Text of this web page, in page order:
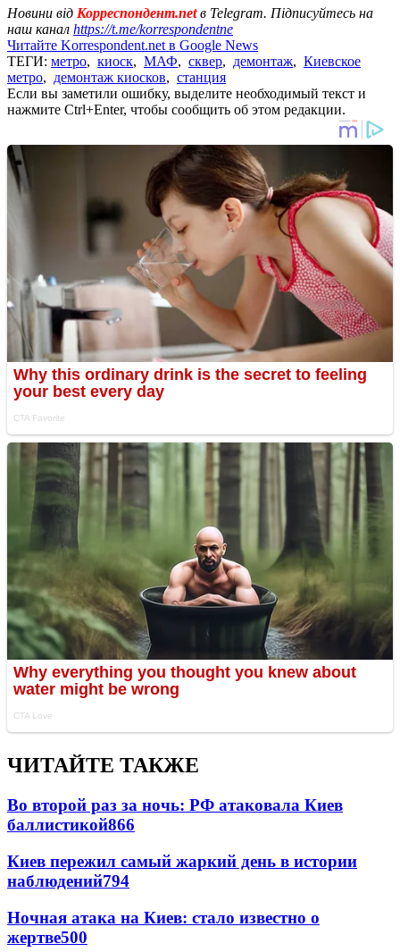
Новини від Корреспондент.netв Telegram. Підписуйтесь на
наш канал https://t.me/korrespondentne
Читайте Korrespondent.net в Google News
ТЕГИ: метро, киоск, МАФ, сквер, демонтаж, Киевское
метро, демонтаж киосков, станция
Если вы заметили ошибку, выделите необходимый текст и
нажмите Ctrl+Enter, чтобы сообщить об этом редакции.
ЧИТАЙТЕ ТАКЖЕ
Во второй раз за ночь: РФ атаковала Киев
баллистикой866
Киев пережил самый жаркий день в истории
наблюдений794
Ночная атака на Киев: стало известно о
жертве500